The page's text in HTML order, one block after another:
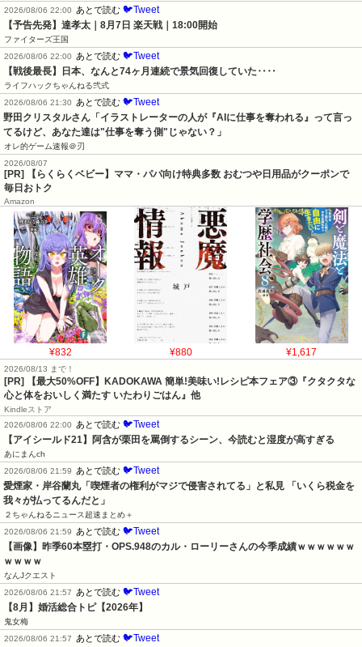
2026/08/06 22:00
あとで読む 🐦Tweet
【予告先発】達孝太｜8月7日 楽天戦｜18:00開始
ファイターズ王国
2026/08/06 22:00
あとで読む 🐦Tweet
【戦後最長】日本、なんと74ヶ月連続で景気回復していた‥‥
ライフハックちゃんねる弐式
2026/08/06 21:30
あとで読む 🐦Tweet
野田クリスタルさん「イラストレーターの人が『AIに仕事を奪われる』って言っ
てるけど、あなた達は"仕事を奪う側"じゃない？」
オレ的ゲーム速報＠刃
2026/08/07
[PR] 【らくらくベビー】ママ・パパ向け特典多数 おむつや日用品がクーポンで
毎日おトク
Amazon
¥832 ¥880 ¥1,617
2026/08/13 まで！
[PR] 【最大50%OFF】KADOKAWA 簡単!美味い!レシピ本フェア③『クタクタな
心と体をおいしく満たす いたわりごはん』他
Kindleストア
2026/08/06 22:00
あとで読む 🐦Tweet
【アイシールド21】阿含が栗田を罵倒するシーン、今読むと湿度が高すぎる
あにまんch
2026/08/06 21:59
あとで読む 🐦Tweet
愛煙家・岸谷蘭丸「喫煙者の権利がマジで侵害されてる」と私見 「いくら税金を
我々が払ってるんだと」
２ちゃんねるニュース超速まとめ＋
2026/08/06 21:59
あとで読む 🐦Tweet
【画像】昨季60本塁打・OPS.948のカル・ローリーさんの今季成績ｗｗｗｗｗｗ
ｗｗｗｗ
なんJクエスト
2026/08/06 21:57
あとで読む 🐦Tweet
【8月】婚活総合トピ【2026年】
鬼女梅
2026/08/06 21:57
あとで読む 🐦Tweet